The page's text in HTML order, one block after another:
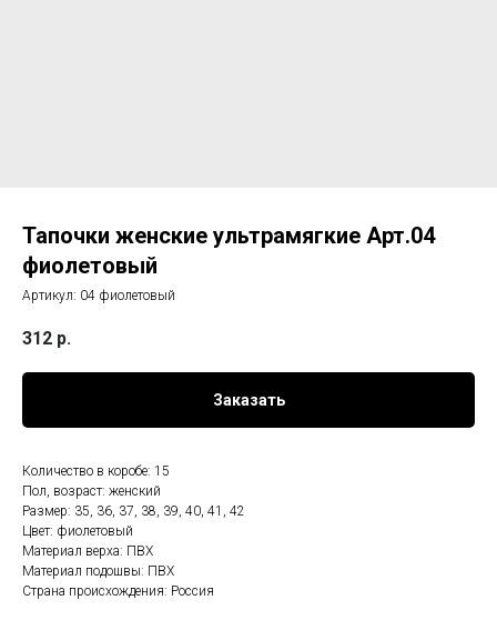
Тапочки женские ультрамягкие Арт.04
фиолетовый
Артикул: 04 фиолетовый
312 р.
Заказать
Количество в коробе: 15
Пол, возраст: женский
Размер: 35, 36, 37, 38, 39, 40, 41, 42
Цвет: фиолетовый
Материал верха: ПВХ
Материал подошвы: ПВХ
Страна происхождения: Россия